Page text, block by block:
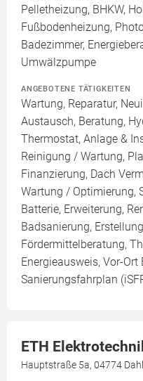
Pelletheizung, BHKW,
Fußbodenheizung,
Badezimmer,
Umwälzpumpe
ANGEBOTENE TÄTIGKEITEN
Wartung, Reparatur,
Austausch, Beratung,
Thermostat, Anlage &
Reinigung / Wartung,
Finanzierung, Dach
Wartung / Optimierung,
Batterie, Erweiterung,
Badsanierung,
Fördermittelberatung,
Energieausweis, Vor-
Sanierungsfahrplan
ETH
Hauptstraße 5a, 04774